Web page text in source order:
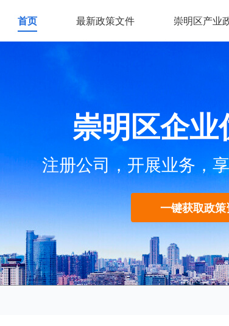
首页 最新政策文件 崇明区产业
崇明区企业
注册公司，开展业务，
一键获取政策